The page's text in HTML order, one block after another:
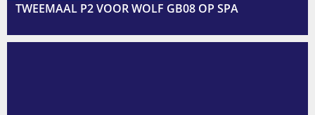
TWEEMAAL P2 VOOR WOLF GB08 OP SPA